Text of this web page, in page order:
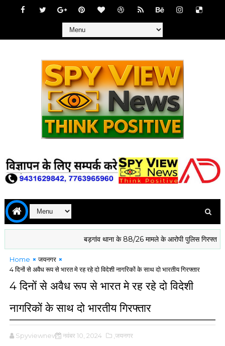
बड़गांव थाना के 88/26 मामले के आरोपी पुलिस गिरफ्त में
Home
जयनगर
4 दिनों से अवैध रूप से भारत मे रह रहे दो विदेशी नागरिकों के साथ दो भारतीय गिरफ्तार
4 दिनों से अवैध रूप से भारत मे रह रहे दो विदेशी
नागरिकों के साथ दो भारतीय गिरफ्तार
Spyviewnews नवंबर 10, 2024 ,जयनगर